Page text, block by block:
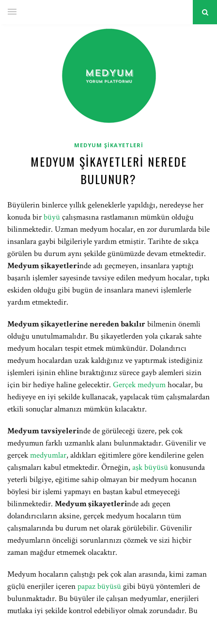
MEDYUM ŞIKAYETLERI
MEDYUM ŞIKAYETLERI NEREDE
BULUNUR?
Büyülerin binlerce yıllık geleneklerle yapıldığı, neredeyse her
konuda birbüyüçalışmasına rastlamanın mümkün olduğu
bilinmektedir. Uzman medyum hocalar, en zor durumlarda bile
insanlara gaybi bilgileriyle yardım etmiştir. Tarihte de sıkça
görülen bu durum aynı şekilde günümüzde devam etmektedir.
Medyum şikayetlerinde adı geçmeyen, insanlara yaptığı
başarılı işlemler sayesinde tavsiye edilen medyum hocalar, tıpkı
eskiden olduğu gibi bugün de insanlara manevi işlemlerle
yardım etmektedir.
Medyum şikayetlerine nereden bakılırbilmenin önemli
olduğu unutulmamalıdır. Bu şikayetlerden yola çıkarak sahte
medyum hocaları tespit etmek mümkündür. Dolandırıcı
medyum hocalardan uzak kaldığınız ve yaptırmak istediğiniz
işlemleri işinin ehline bıraktığınız sürece gayb alemleri sizin
için bir hediye haline gelecektir. Gerçek medyumhocalar, bu
hediyeye en iyi şekilde kullanacak, yapılacak tüm çalışmalardan
etkili sonuçlar almanızı mümkün kılacaktır.
Medyum tavsiyelerinde de görüleceği üzere, pek çok
medyumun farklı uzmanlık alanı bulunmaktadır. Güvenilir ve
gerçekmedyumlar, aldıkları eğitimlere göre kendilerine gelen
çalışmaları kabul etmektedir. Örneğin,aşk büyüsükonusunda
yeterli bilgiye, eğitime sahip olmayan bir medyum hocanın
böylesi bir işlemi yapmayı en baştan kabul etmeyeceği
bilinmektedir. Medyum şikayetlerinde adı geçen
dolandırıcıların aksine, gerçek medyum hocaların tüm
çalışmalarında bu durum net olarak görülebilir. Güvenilir
medyumların önceliği sorunlarınızı çözmek ve sizi hiçbir
zaman mağdur etmemek olacaktır.
Medyum hocaların çalıştığı pek çok alan arasında, kimi zaman
güçlü enerjiler içerenpapaz büyüsügibi büyü yöntemleri de
bulunmaktadır. Bu büyüler ile çalışan medyumlar, enerjileri
mutlaka iyi şekilde kontrol edebiliyor olmak zorundadır. Bu